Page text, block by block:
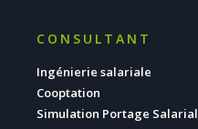
CONSULTANT
Ingénierie salariale
Cooptation
Simulation Portage Salarial